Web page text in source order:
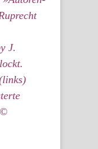
J.
©